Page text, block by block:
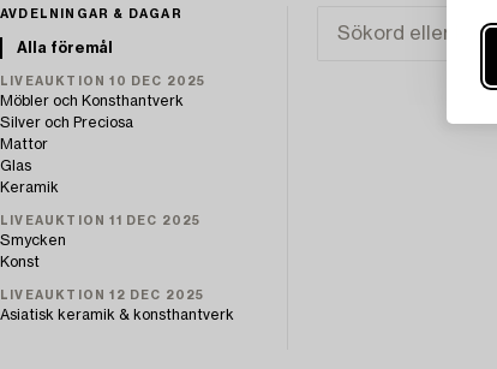
AVDELNINGAR & DAGAR
Alla föremål
LIVEAUKTION 10 DEC 2025
Möbler och Konsthantverk
Silver och Preciosa
Mattor
Glas
Keramik
LIVEAUKTION 11 DEC 2025
Smycken
Konst
LIVEAUKTION 12 DEC 2025
Asiatisk keramik & konsthantverk